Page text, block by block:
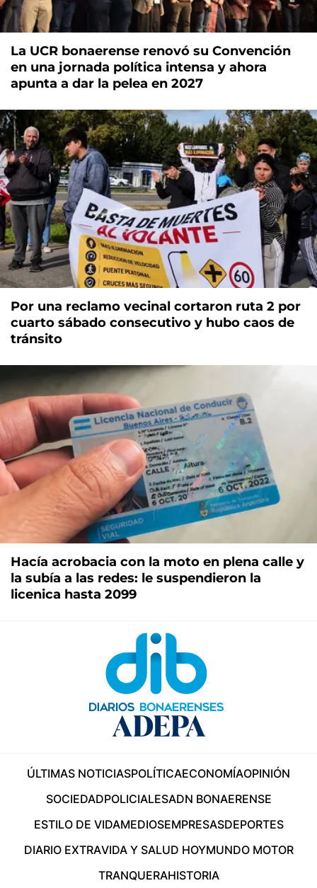
La UCR bonaerense renovó su Convención
en una jornada política intensa y ahora
apunta a dar la pelea en 2027
Por una reclamo vecinal cortaron ruta 2 por
cuarto sábado consecutivo y hubo caos de
tránsito
Hacía acrobacia con la moto en plena calle y
la subía a las redes: le suspendieron la
licenica hasta 2099
ÚLTIMAS NOTICIASPOLÍTICAECONOMÍAOPINIÓN
SOCIEDADPOLICIALESADN BONAERENSE
ESTILO DE VIDAMEDIOSEMPRESASDEPORTES
DIARIO EXTRAVIDA Y SALUD HOYMUNDO MOTOR
TRANQUERAHISTORIA